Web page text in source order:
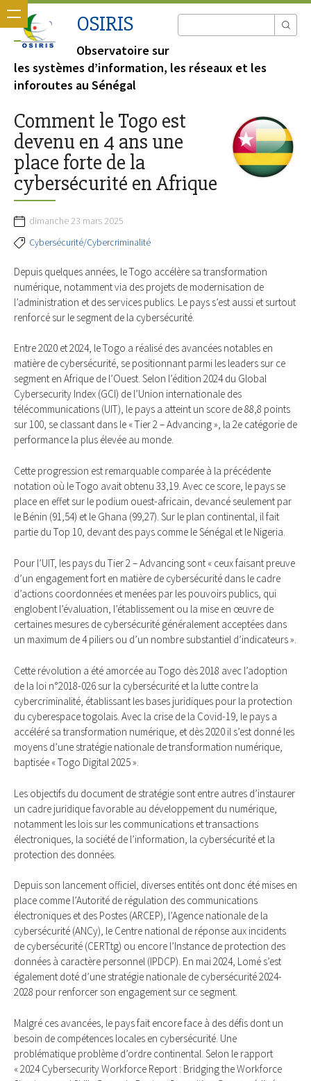
OSIRIS
Observatoire sur
les systèmes d’information, les réseaux et les
inforoutes au Sénégal
Comment le Togo est
devenu en 4 ans une
place forte de la
cybersécurité en Afrique
dimanche 23 mars 2025
Cybersécurité/Cybercriminalité
Depuis quelques années, le Togo accélère sa transformation
numérique, notamment via des projets de modernisation de
l’administration et des services publics. Le pays s’est aussi et surtout
renforcé sur le segment de la cybersécurité.
Entre 2020 et 2024, le Togo a réalisé des avancées notables en
matière de cybersécurité, se positionnant parmi les leaders sur ce
segment en Afrique de l’Ouest. Selon l’édition 2024 du Global
Cybersecurity Index (GCI) de l’Union internationale des
télécommunications (UIT), le pays a atteint un score de 88,8 points
sur 100, se classant dans le « Tier 2 – Advancing », la 2e catégorie de
performance la plus élevée au monde.
Cette progression est remarquable comparée à la précédente
notation où le Togo avait obtenu 33,19. Avec ce score, le pays se
place en effet sur le podium ouest-africain, devancé seulement par
le Bénin (91,54) et le Ghana (99,27). Sur le plan continental, il fait
partie du Top 10, devant des pays comme le Sénégal et le Nigeria.
Pour l’UIT, les pays du Tier 2 – Advancing sont « ceux faisant preuve
d’un engagement fort en matière de cybersécurité dans le cadre
d’actions coordonnées et menées par les pouvoirs publics, qui
englobent l’évaluation, l’établissement ou la mise en œuvre de
certaines mesures de cybersécurité généralement acceptées dans
un maximum de 4 piliers ou d’un nombre substantiel d’indicateurs ».
Cette révolution a été amorcée au Togo dès 2018 avec l’adoption
de la loi n°2018-026 sur la cybersécurité et la lutte contre la
cybercriminalité, établissant les bases juridiques pour la protection
du cyberespace togolais. Avec la crise de la Covid-19, le pays a
accéléré sa transformation numérique, et dès 2020 il s’est donné les
moyens d’une stratégie nationale de transformation numérique,
baptisée « Togo Digital 2025 ».
Les objectifs du document de stratégie sont entre autres d’instaurer
un cadre juridique favorable au développement du numérique,
notamment les lois sur les communications et transactions
électroniques, la société de l’information, la cybersécurité et la
protection des données.
Depuis son lancement officiel, diverses entités ont donc été mises en
place comme l’Autorité de régulation des communications
électroniques et des Postes (ARCEP), l’Agence nationale de la
cybersécurité (ANCy), le Centre national de réponse aux incidents
de cybersécurité (CERT.tg) ou encore l’Instance de protection des
données à caractère personnel (IPDCP). En mai 2024, Lomé s’est
également doté d’une stratégie nationale de cybersécurité 2024-
2028 pour renforcer son engagement sur ce segment.
Malgré ces avancées, le pays fait encore face à des défis dont un
besoin de compétences locales en cybersécurité. Une
problématique problème d’ordre continental. Selon le rapport
« 2024 Cybersecurity Workforce Report : Bridging the Workforce